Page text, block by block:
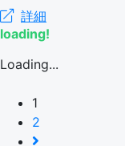
詳細
loading!
Loading...
1
2